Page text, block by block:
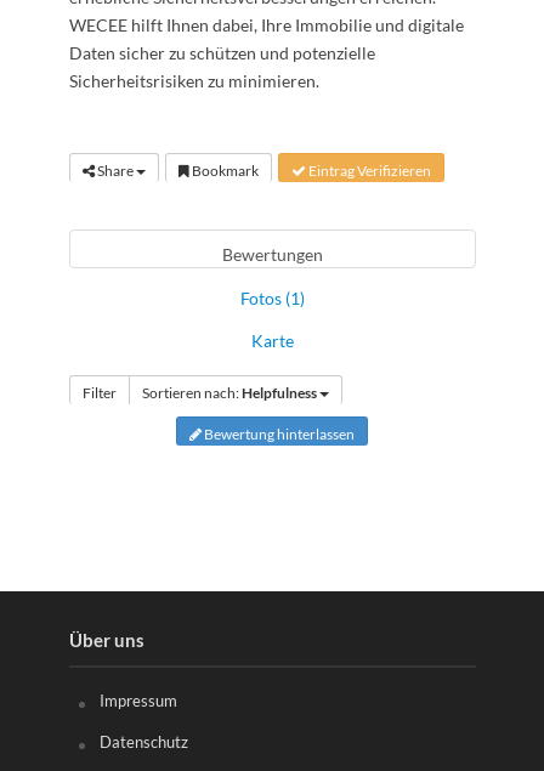
WECEE hilft Ihnen dabei, Ihre Immobilie und digitale
Daten sicher zu schützen und potenzielle
Sicherheitsrisiken zu minimieren.
Share Bookmark Eintrag Verifizieren
Bewertungen
Fotos (1)
Karte
Filter Sortieren nach:Helpfulness
Bewertung hinterlassen
Über uns
Impressum
Datenschutz